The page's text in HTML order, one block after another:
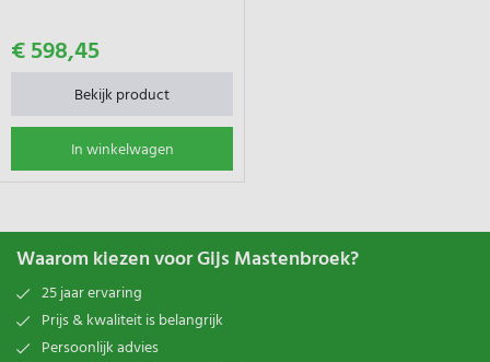
€ 598,45
Bekijk product
In winkelwagen
Waarom kiezen voor Gijs Mastenbroek?
25 jaar ervaring
Prijs & kwaliteit is belangrijk
Persoonlijk advies